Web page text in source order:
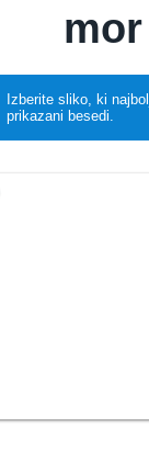
mor
Izberite sliko, ki
prikazani besedi.